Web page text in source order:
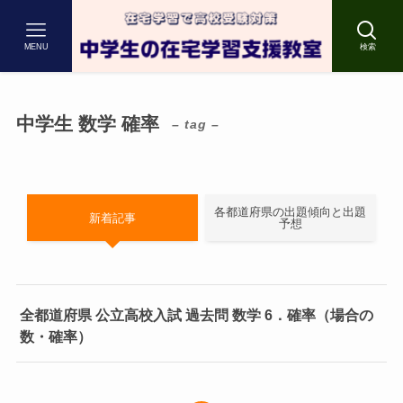
検索
MENU
中学生 数学 確率 – tag –
新着記事
各都道府県の出題傾向と出題
予想
全都道府県 公立高校入試 過去問 数学 6．確率（場合の
数・確率）